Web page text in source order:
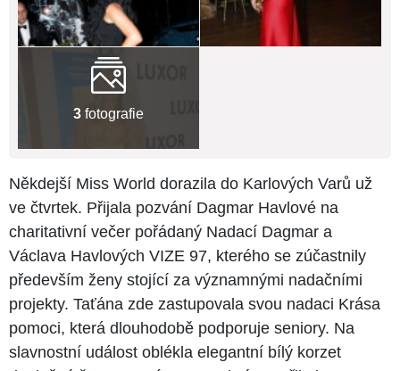
3 fotografie
Někdejší Miss World dorazila do Karlových Varů už
ve čtvrtek. Přijala pozvání Dagmar Havlové na
charitativní večer pořádaný Nadací Dagmar a
Václava Havlových VIZE 97, kterého se zúčastnily
především ženy stojící za významnými nadačními
projekty. Taťána zde zastupovala svou nadaci Krása
pomoci, která dlouhodobě podporuje seniory. Na
slavnostní událost oblékla elegantní bílý korzet